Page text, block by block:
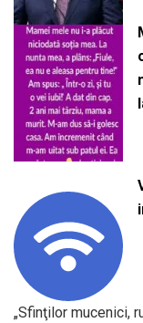
„Sfinţilor mucenici,